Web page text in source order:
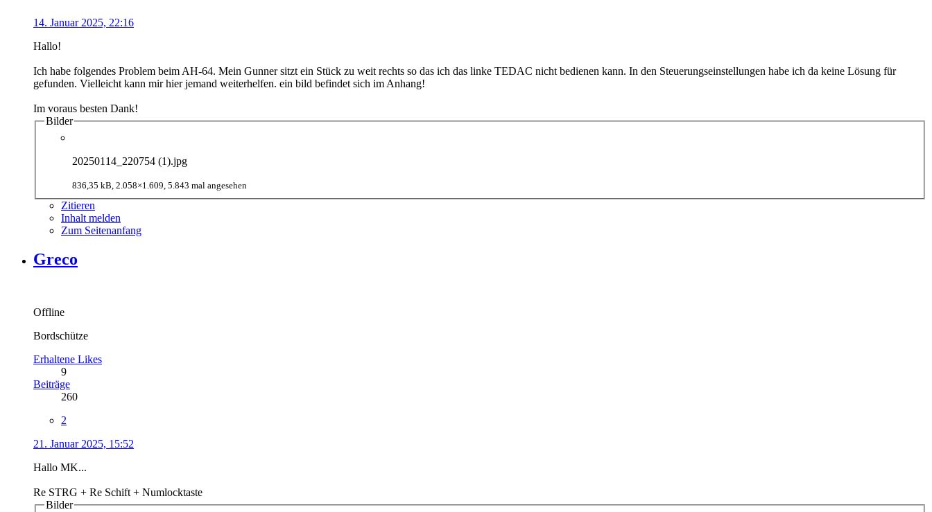
14. Januar 2025, 22:16
Hallo!
Ich habe folgendes Problem beim AH-64. Mein Gunner sitzt ein Stück zu weit rechts so das ich das linke TEDAC nicht bedienen kann. In den Steuerungseinstellungen habe ich da keine Lösung für
gefunden. Vielleicht kann mir hier jemand weiterhelfen. ein bild befindet sich im Anhang!
Im voraus besten Dank!
Bilder
20250114_220754 (1).jpg
836,35 kB, 2.058×1.609, 5.843 mal angesehen
Zitieren
Inhalt melden
Zum Seitenanfang
Greco
Offline
Bordschütze
Erhaltene Likes
9
Beiträge
260
2
21. Januar 2025, 15:52
Hallo MK...
Re STRG + Re Schift + Numlocktaste
Bilder